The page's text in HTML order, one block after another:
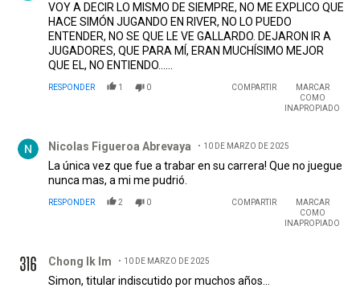
VOY A DECIR LO MISMO DE SIEMPRE, NO ME EXPLICO QUE
HACE SIMÓN JUGANDO EN RIVER, NO LO PUEDO
ENTENDER, NO SE QUE LE VE GALLARDO. DEJARON IR A
JUGADORES, QUE PARA MÍ, ERAN MUCHÍSIMO MEJOR
QUE EL, NO ENTIENDO......
RESPONDER 1 0 COMPARTIR
MARCAR
COMO
INAPROPIADO
Nicolas Figueroa Abrevaya 10 DE MARZO DE 2025
La única vez que fue a trabar en su carrera! Que no juegue
nunca mas, a mi me pudrió.
RESPONDER 2 0 COMPARTIR
MARCAR
COMO
INAPROPIADO
Chong Ik Im 10 DE MARZO DE 2025
Simon, titular indiscutido por muchos años...